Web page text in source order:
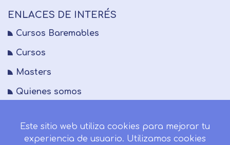
ENLACES DE INTERÉS
Cursos Baremables
Cursos
Masters
Quienes somos
Blog
Este sitio web utiliza cookies para mejorar tu
experiencia de usuario. Utilizamos cookies